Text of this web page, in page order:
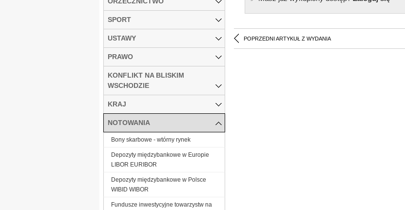
POPRZEDNI ARTYKUŁ Z WYDANIA
SPORT
USTAWY
PRAWO
KONFLIKT NA BLISKIM
WSCHODZIE
KRAJ
NOTOWANIA
Bony skarbowe - wtórny rynek
Depozyty międzybankowe w Europie
LIBOR EURIBOR
Depozyty międzybankowe w Polsce
WIBID WIBOR
Fundusze inwestycyjne towarzystw na